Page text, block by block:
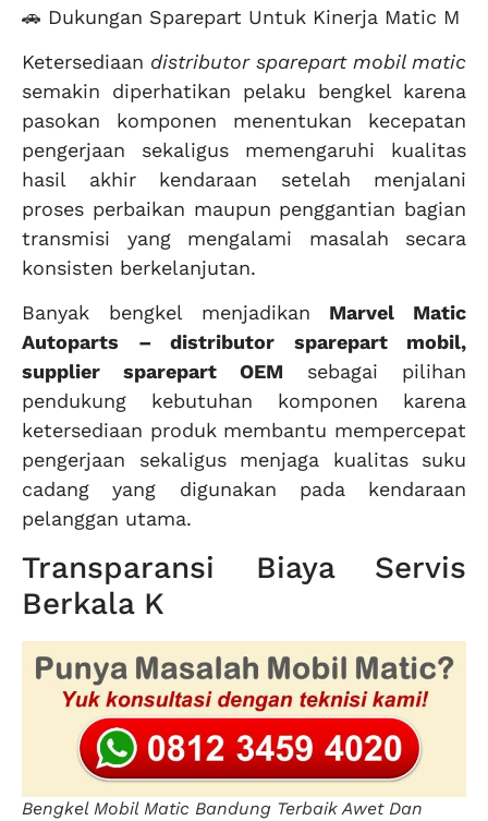
🚗 Dukungan Sparepart Untuk Kinerja Matic M
Ketersediaan distributor sparepart mobil matic
semakin diperhatikan pelaku bengkel karena
pasokan komponen menentukan kecepatan
pengerjaan sekaligus memengaruhi kualitas
hasil akhir kendaraan setelah menjalani
proses perbaikan maupun penggantian bagian
transmisi yang mengalami masalah secara
konsisten berkelanjutan.
Banyak bengkel menjadikan Marvel Matic
Autoparts – distributor sparepart mobil,
supplier sparepart OEM sebagai pilihan
pendukung kebutuhan komponen karena
ketersediaan produk membantu mempercepat
pengerjaan sekaligus menjaga kualitas suku
cadang yang digunakan pada kendaraan
pelanggan utama.
Transparansi Biaya Servis
Berkala K
Bengkel Mobil Matic Bandung Terbaik Awet Dan